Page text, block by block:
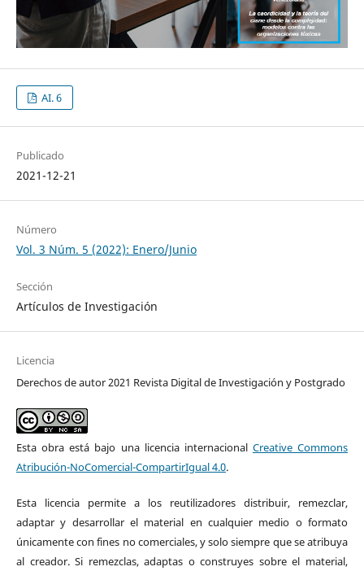
AI. 6
Publicado
2021-12-21
Número
Vol. 3 Núm. 5 (2022): Enero/Junio
Sección
Artículos de Investigación
Licencia
Derechos de autor 2021 Revista Digital de Investigación y Postgrado
Esta obra está bajo una licencia internacional Creative Commons
Atribución-NoComercial-CompartirIgual 4.0.
Esta licencia permite a los reutilizadores distribuir, remezclar,
adaptar y desarrollar el material en cualquier medio o formato
únicamente con fines no comerciales, y solo siempre que se atribuya
al creador. Si remezclas, adaptas o construyes sobre el material,